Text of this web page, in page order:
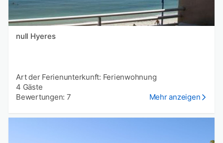
null Hyeres
Art der Ferienunterkunft: Ferienwohnung
4 Gäste
Bewertungen: 7
Mehr anzeigen